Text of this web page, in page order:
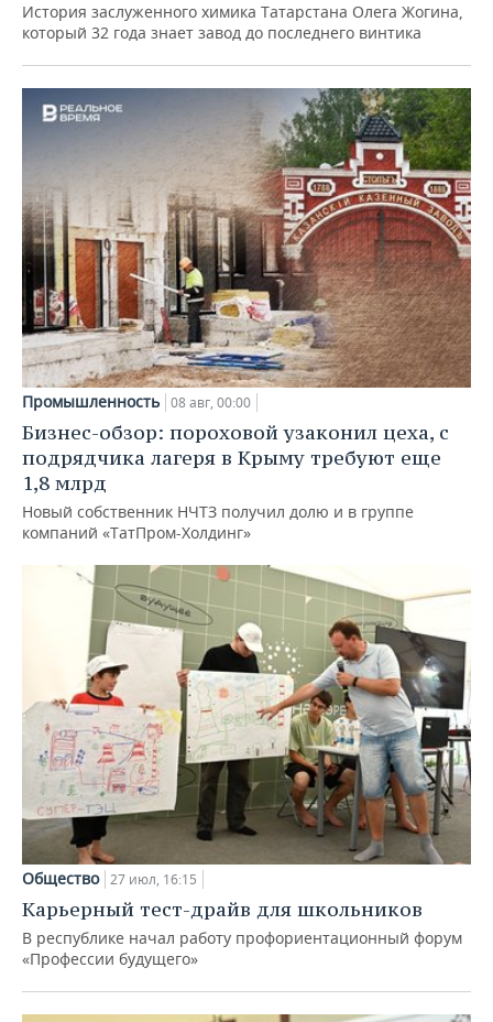
История заслуженного химика Татарстана Олега Жогина,
который 32 года знает завод до последнего винтика
Промышленность 08 авг, 00:00
Бизнес-обзор: пороховой узаконил цеха, с
подрядчика лагеря в Крыму требуют еще
1,8 млрд
Новый собственник НЧТЗ получил долю и в группе
компаний «ТатПром-Холдинг»
Общество 27 июл, 16:15
Карьерный тест-драйв для школьников
В республике начал работу профориентационный форум
«Профессии будущего»